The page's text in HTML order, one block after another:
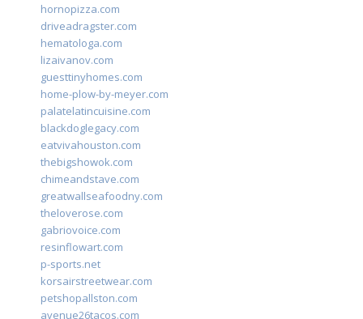
hornopizza.com
driveadragster.com
hematologa.com
lizaivanov.com
guesttinyhomes.com
home-plow-by-meyer.com
palatelatincuisine.com
blackdoglegacy.com
eatvivahouston.com
thebigshowok.com
chimeandstave.com
greatwallseafoodny.com
theloverose.com
gabriovoice.com
resinflowart.com
p-sports.net
korsairstreetwear.com
petshopallston.com
avenue26tacos.com